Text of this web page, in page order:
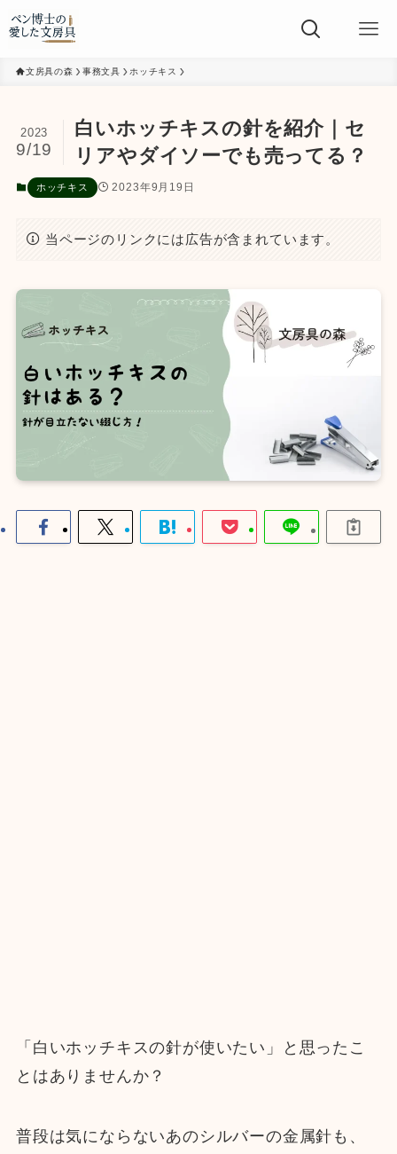
文房具の森 事務文具 ホッチキス
白いホッチキスの針を紹介｜セ
リアやダイソーでも売ってる？
2023
9/19
ホッチキス 2023年9月19日
当ページのリンクには広告が含まれています。
「白いホッチキスの針が使いたい」と思ったこ
とはありませんか？
普段は気にならないあのシルバーの金属針も、